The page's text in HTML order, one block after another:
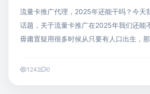
流量卡推广代理，2025年还能干吗？今天
话题，关于流量卡推广在2025年我们还能
毋庸置疑用很多时候从只要有人口出生，
基本上都不够用，普遍的话。就
1242 0